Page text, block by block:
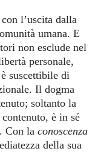
l’uscita dalla
umana. E
non esclude nel
personale,
suscettibile di
Il dogma
soltanto la
è in sé
Con la conoscenza
della sua